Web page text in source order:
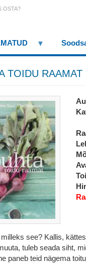
OSTA?
TOIDU RAAMAT
see? Kallis,
tuleb seada siht,
paneb teid nägema